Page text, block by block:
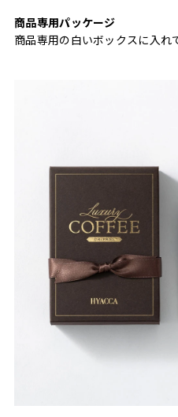
商品専用パッケージ
商品専用の白いボックスに入れ